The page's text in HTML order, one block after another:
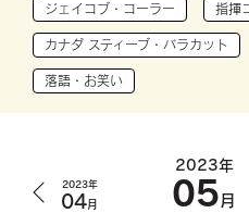
ジェイコブ・コーラー 指揮
カナダ スティーブ・バラカット
落語・お笑い
2023年
04月
2023年
05月